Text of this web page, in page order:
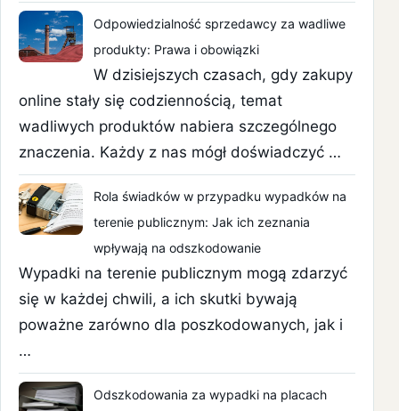
Odpowiedzialność sprzedawcy za wadliwe
produkty: Prawa i obowiązki
W dzisiejszych czasach, gdy zakupy
online stały się codziennością, temat
wadliwych produktów nabiera szczególnego
znaczenia. Każdy z nas mógł doświadczyć …
Rola świadków w przypadku wypadków na
terenie publicznym: Jak ich zeznania
wpływają na odszkodowanie
Wypadki na terenie publicznym mogą zdarzyć
się w każdej chwili, a ich skutki bywają
poważne zarówno dla poszkodowanych, jak i
…
Odszkodowania za wypadki na placach